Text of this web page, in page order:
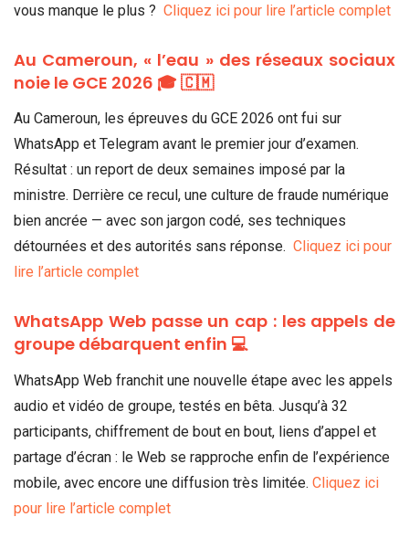
vous manque le plus ? Cliquez ici pour lire l’article complet
Au Cameroun, « l’eau » des réseaux sociaux
noie le GCE 2026 🎓 🇨🇲
Au Cameroun, les épreuves du GCE 2026 ont fui sur
WhatsApp et Telegram avant le premier jour d’examen.
Résultat : un report de deux semaines imposé par la
ministre. Derrière ce recul, une culture de fraude numérique
bien ancrée — avec son jargon codé, ses techniques
détournées et des autorités sans réponse. Cliquez ici pour
lire l’article complet
WhatsApp Web passe un cap : les appels de
groupe débarquent enfin 💻
WhatsApp Web franchit une nouvelle étape avec les appels
audio et vidéo de groupe, testés en bêta. Jusqu’à 32
participants, chiffrement de bout en bout, liens d’appel et
partage d’écran : le Web se rapproche enfin de l’expérience
mobile, avec encore une diffusion très limitée. Cliquez ici
pour lire l’article complet